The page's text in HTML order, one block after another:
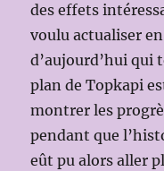
des effets
voulu actualiser
d’aujourd’hui qui
plan de Topkapi
montrer les
pendant que
eût pu alors aller